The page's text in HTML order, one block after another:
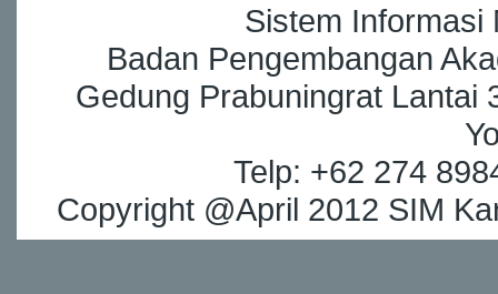
Sistem Informasi
Badan Pengembangan
Gedung Prabuningrat Lantai
Telp: +62 274
Copyright @April 2012 SIM